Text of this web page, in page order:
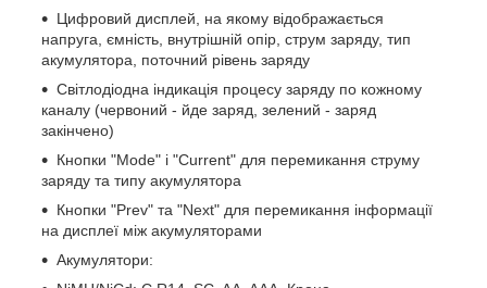
Цифровий дисплей, на якому відображається
напруга, ємність, внутрішній опір, струм заряду, тип
акумулятора, поточний рівень заряду
Світлодіодна індикація процесу заряду по кожному
каналу (червоний - йде заряд, зелений - заряд
закінчено)
Кнопки "Mode" і "Current" для перемикання струму
заряду та типу акумулятора
Кнопки "Prev" та "Next" для перемикання інформації
на дисплеї між акумуляторами
Акумулятори: